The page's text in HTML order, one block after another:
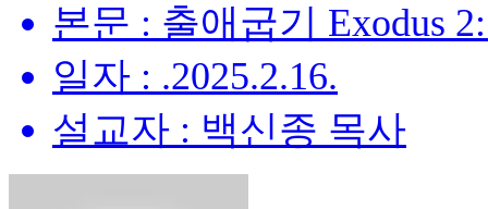
본문 : 출애굽기 Exodus
일자 : .2025.2.16.
설교자 : 백신종 목사